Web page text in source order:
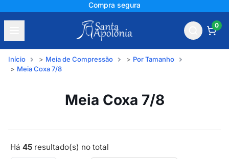
Compra segura
0
Início Meia de Compressão
Por Tamanho
Meia Coxa 7/8
Meia Coxa 7/8
Há 45 resultado(s) no total